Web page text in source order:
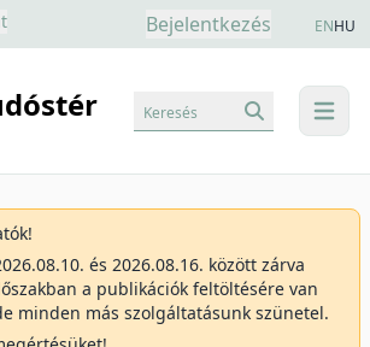
Bejelentkezés ENHU
menu
Keresés
és 2026.08.16. között zárva
a publikációk feltöltésére van
minden más szolgáltatásunk szünetel.